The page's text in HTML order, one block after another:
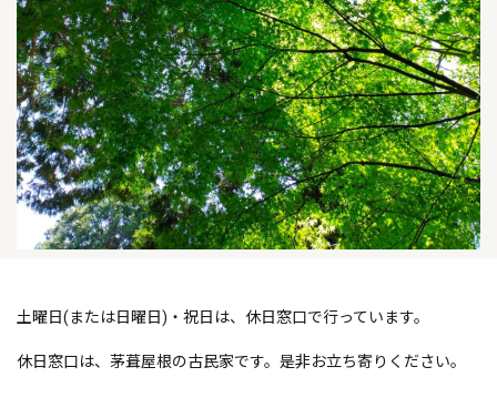
土曜日(または日曜日)・祝日は、休日窓口で行っています。
休日窓口は、茅葺屋根の古民家です。是非お立ち寄りください。